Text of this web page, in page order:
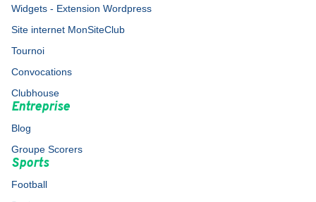
Widgets - Extension Wordpress
Site internet MonSiteClub
Tournoi
Convocations
Clubhouse
Entreprise
Blog
Groupe Scorers
Sports
Football